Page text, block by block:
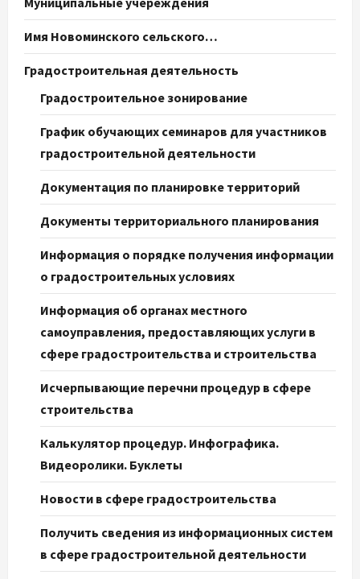
Имя Новоминского сельского…
Градостроительная деятельность
Градостроительное зонирование
График обучающих семинаров для участников
градостроительной деятельности
Документация по планировке территорий
Документы территориального планирования
Информация о порядке получения информации
о градостроительных условиях
Информация об органах местного
самоуправления, предоставляющих услуги в
сфере градостроительства и строительства
Исчерпывающие перечни процедур в сфере
строительства
Калькулятор процедур. Инфографика.
Видеоролики. Буклеты
Новости в сфере градостроительства
Получить сведения из информационных систем
в сфере градостроительной деятельности